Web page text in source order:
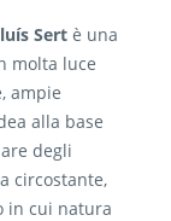
Sert è una
molta luce
ampie
alla base
degli
circostante,
in cui natura